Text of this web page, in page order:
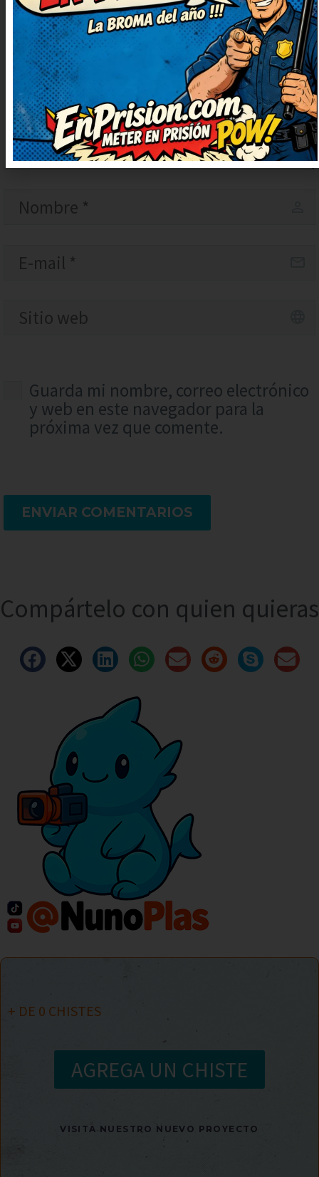
Guarda mi nombre, correo electrónico
y web en este navegador para la
próxima vez que comente.
ENVIAR COMENTARIOS
Compártelo con quien quieras
+ DE 0 CHISTES
AGREGA UN CHISTE
VISITA NUESTRO NUEVO PROYECTO